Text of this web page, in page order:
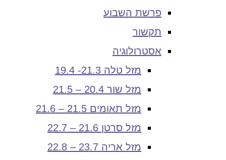
פרשת השבוע
תקשור
אסטרולוגיה
מזל טלה 21.3- 19.4
מזל שור 20.4 – 21.5
מזל תאומים 21.5 – 21.6
מזל סרטן 21.6 – 22.7
מזל אריה 23.7 – 22.8